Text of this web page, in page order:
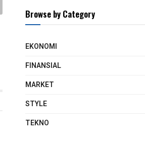
Browse by Category
EKONOMI
FINANSIAL
MARKET
STYLE
TEKNO